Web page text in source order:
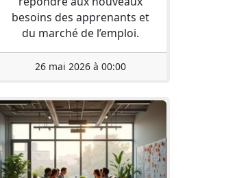
besoins des apprenants et
du marché de l’emploi.
26 mai 2026 à 00:00